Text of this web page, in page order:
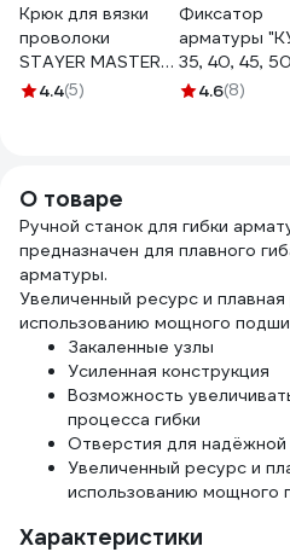
Крюк для вязки
проволоки
STAYER MASTER
пластиковая
4.4(5)
Фиксатор
арматуры
35, 40, 45,
стандарт
4.6(8)
О товаре
Ручной станок для гибки
предназначен для плавного
арматуры.
Увеличенный ресурс и
использованию мощного
Закаленные узлы
Усиленная конструкция
Возможность
процесса гибки
Отверстия для надёжной
Увеличенный ресурс и
использованию мощного
Характеристики